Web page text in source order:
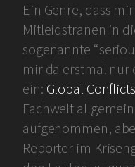
Ein Genre, dass
Mitleidstränen in
sogenannte
mir da erstmal nur
ein: Global
Fachwelt
aufgenommen,
Reporter im